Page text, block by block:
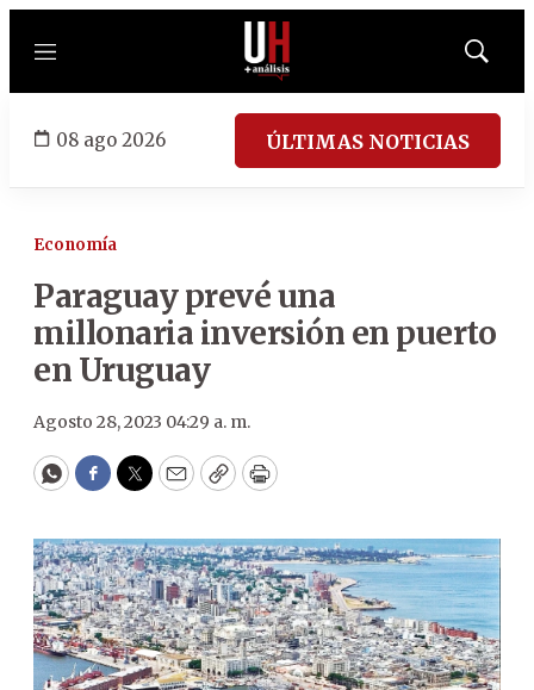
Menú
Mostrar
08 ago 2026 ÚLTIMAS NOTICIAS
Economía
Paraguay prevé una
millonaria inversión en puerto
en Uruguay
Agosto 28, 2023 04:29 a. m.
WhatsApp
Facebook
Twitter
EmailCopyPrint